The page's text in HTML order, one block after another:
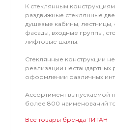
К стеклянным
раздвижные стеклянные
душевые кабины, лестницы,
фасады, входные группы,
лифтовые шахты.
Стеклянные конструкции
реализации
оформлении различных
Ассортимент выпускаемой
более 800 наименований
Все товары бренда ТИТАН